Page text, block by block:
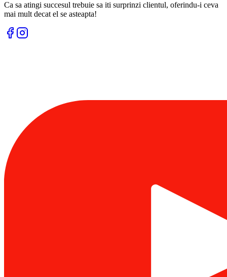
Ca sa atingi succesul trebuie sa iti surprinzi clientul, oferindu-i ceva
mai mult decat el se asteapta!